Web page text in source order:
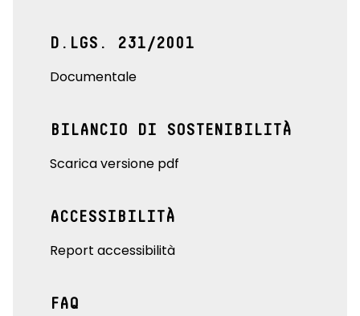
D.LGS. 231/2001
Documentale
BILANCIO DI SOSTENIBILITÀ
Scarica versione pdf
ACCESSIBILITÀ
Report accessibilità
FAQ